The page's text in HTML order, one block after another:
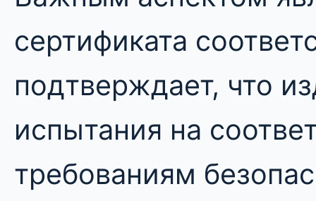
сертификата
подтверждает, что
испытания на
требованиям